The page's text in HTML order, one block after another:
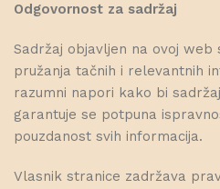
Odgovornost za sadržaj
Sadržaj objavljen na ovoj
pružanja tačnih i relevantnih
razumni napori kako bi
garantuje se potpuna
pouzdanost svih informacija.
Vlasnik stranice zadržava